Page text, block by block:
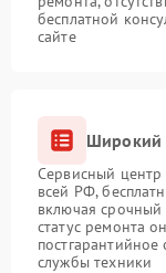
бесплатной
сайте
Широкий
Сервисный центр
всей РФ,
включая срочный
статус ремонта
службы техники